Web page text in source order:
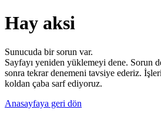
Hay aksi
Sunucuda bir sorun var.
Sayfayı yeniden yüklemeyi dene. Sorun
sonra tekrar denemeni tavsiye ederiz.
koldan çaba sarf ediyoruz.
Anasayfaya geri dön